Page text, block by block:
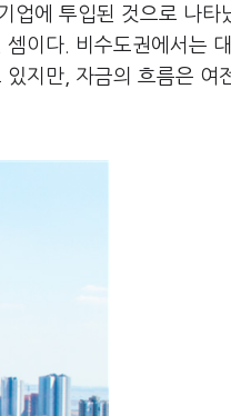
업에 투입된 것으로 나타
이다. 비수도권에서는
지만, 자금의 흐름은 여